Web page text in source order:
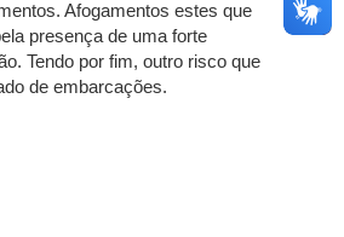
Afogamentos estes que
presença de uma forte
Tendo por fim, outro risco que
de embarcações.